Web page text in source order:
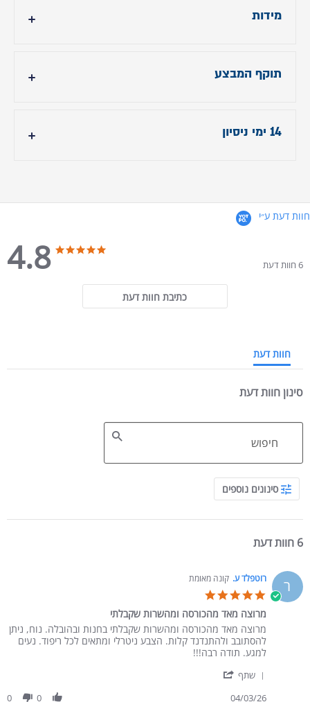
הובלה והרכבה: 299 ש"ח
מידות
עומק - 100 ס"מ
תוקף המבצע
14 ימי ניסיון
299 ש״ח )
חוות דעת ע״י
4.8
4.8 star rating
6 חוות דעת
כתיבת חוות דעת
חוות דעת
סינון חוות דעת
Search Reviews
סינונים נוספים
6 חוות דעת
ר רוטפלד ע. קונה מאומת
מרוצה מאד מהכורסה ומהשרות שקבלתי
Review by רוטפלד ע. on 4 Mar 2026
review stating מרוצה מאד מהכורסה ומהשרות שקבלתי
מרוצה מאד מהכורסה ומהשרות שקבלתי בחנות ובהובלה. נוח, ניתן
להסתובב ולהתנדנד קלות. הצבע ניטרלי ומתאים לכל ריפוד. נעים
למגע. תודה רבה!!!
שתף
04/03/26
0
0